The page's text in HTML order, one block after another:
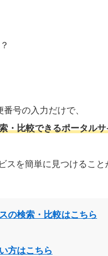
号の入力だけで、
・比較できるポータル
を簡単に見つけること
の検索・比較はこちら
方はこちら